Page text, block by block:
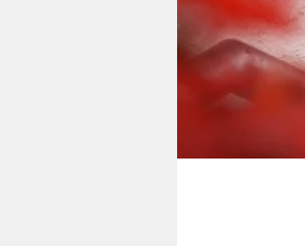
fragen & hilfe